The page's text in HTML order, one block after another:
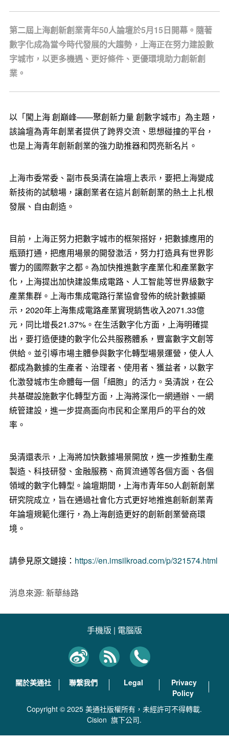
第二屆上海創新創業青年50人論壇於5月15日開幕。隨著
數字化成為當今時代發展的大趨勢，上海正在努力建設數
字城市，以更多機遇、更好條件、更優環境助力創新創
業。
以「闖上海 創巔峰——聚創新力量 創數字城市」為主題，
該論壇為青年創業者提供了跨界交流、思想碰撞的平台，
也是上海青年創新創業的強力助推器和閃亮新名片。
上海市委常委、副市長吳清在論壇上表示，要把上海變成
新技術的試驗場，讓創業者在這片創新創業的熱土上扎根
發展、自由創造。
目前，上海正努力把數字城市的框架搭好，把數據應用的
瓶頸打通，把應用場景的開發激活，努力打造具有世界影
響力的國際數字之都。為加快推進數字產業化和產業數字
化，上海提出加快建設集成電路、人工智能等世界級數字
產業集群。上海市集成電路行業協會發佈的統計數據顯
示，2020年上海集成電路產業實現銷售收入2071.33億
元，同比增長21.37%。在生活數字化方面，上海明確提
出，要打造便捷的數字化公共服務體系，豐富數字文創等
供給。並引導市場主體參與數字化轉型場景運營，使人人
都成為數據的生產者、治理者、使用者、獲益者，以數字
化激發城市生命體每一個「細胞」的活力。吳清說，在公
共基礎設施數字化轉型方面，上海將深化一網通辦、一網
統管建設，進一步提高面向市民和企業用戶的平台的效
率。
吳清還表示，上海將加快數據場景開放，進一步推動生產
製造、科技研發、金融服務、商貿流通等各個方面、各個
領域的數字化轉型。論壇期間，上海市青年50人創新創業
研究院成立，旨在通過社會化方式更好地推進創新創業青
年論壇規範化運行，為上海創造更好的創新創業營商環
境。
請參見原文鏈接： https://en.imsilkroad.com/p/321574.html
消息來源: 新華絲路
手機版 | 電腦版
關於美通社 聯繫我們 Legal
Privacy
Policy
Copyright © 2025 美通社版權所有，未經許可不得轉載.
Cision 旗下公司.